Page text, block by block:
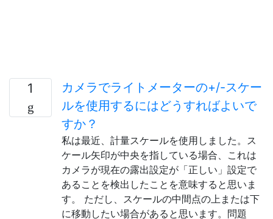
1
カメラでライトメーターの+/-スケー
ルを使用するにはどうすればよいで
すか？
私は最近、計量スケールを使用しました。ス
ケール矢印が中央を指している場合、これは
カメラが現在の露出設定が「正しい」設定で
あることを検出したことを意味すると思いま
す。 ただし、スケールの中間点の上または下
に移動したい場合があると思います。問題